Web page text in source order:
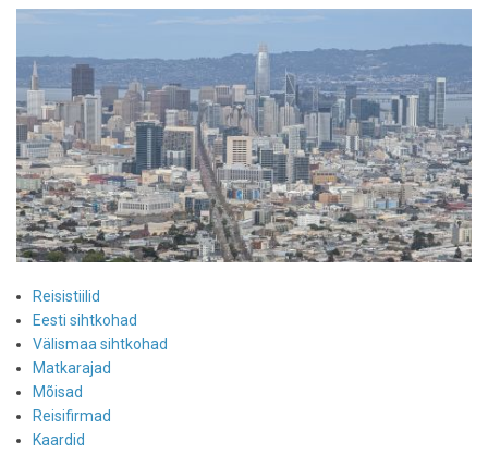
Reisistiilid
Eesti sihtkohad
Välismaa sihtkohad
Matkarajad
Mõisad
Reisifirmad
Kaardid